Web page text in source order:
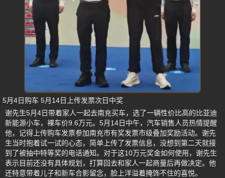
5月4日购车 5月14日上传发票次日中奖
谢先生5月4日带着家人一起去南充买车，选了一辆性价比高的比亚迪
新能源小车，裸车价9.6万元。5月14日中午，汽车销售人员热情提醒
他，记得上传购车发票参加南充市有奖发票市级叠加奖励活动。谢先
生当时抱着试一试的心态，简单上传了发票信息，没想到第二天就接
到了被抽中特等奖的电话通知。对于这10万元奖金如何使用，谢先生
表示目前还没有具体规划，打算回去和家人一起商量后再做决定。他
还特意带着儿子和新车合影留念，脸上洋溢着掩饰不住的喜悦。